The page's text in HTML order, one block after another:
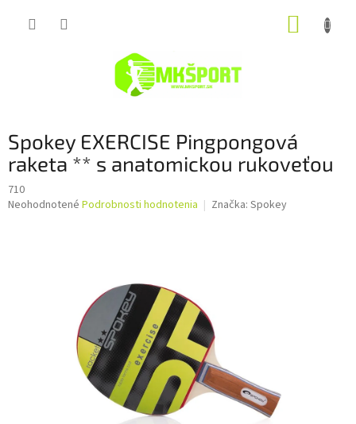
Spokey EXERCISE Pingpongová
raketa ** s anatomickou rukoveťou
710
Priemerné
Neohodnotené Podrobnosti hodnotenia Značka: Spokey